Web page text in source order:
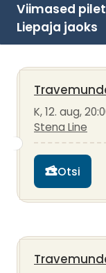
Viimased
Liepaja jaoks
K, 12. aug,
Stena Line
Otsi